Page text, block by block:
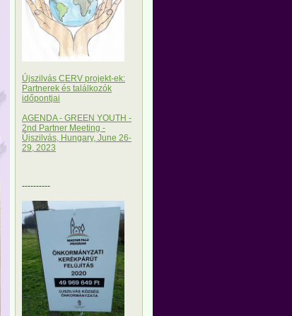
Újszilvás CERV projekt-ek:
Partnerek és találkozók
időpontjai
AGENDA - GREEN YOUTH -
2nd Partner Meeting -
Újszilvás, Hungary, June 26-
29, 2023
----------